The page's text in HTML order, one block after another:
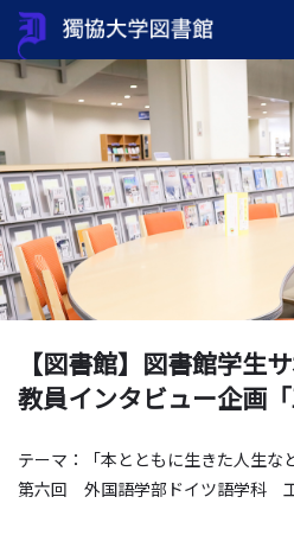
【図書館】図書館学生
教員インタビュー企画「
テーマ：「本とともに生きた人生な
第六回 外国語学部ドイツ語学科